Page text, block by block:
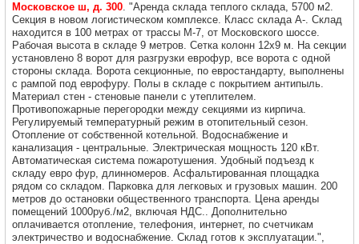
Московское ш, д. 300. "Аренда склада теплого склада, 5700 м2.
Секция в новом логистическом комплексе. Класс склада А-. Склад
находится в 100 метрах от трассы М-7, от Московского шоссе.
Рабочая высота в складе 9 метров. Сетка колонн 12х9 м. На секции
установлено 8 ворот для разгрузки еврофур, все ворота с одной
стороны склада. Ворота секционные, по евростандарту, выполнены
с рампой под еврофуру. Полы в складе с покрытием антипыль.
Материал стен - стеновые панели с утеплителем.
Противопожарные перегородки между секциями из кирпича.
Регулируемый температурный режим в отопительный сезон.
Отопление от собственной котельной. Водоснабжение и
канализация - центральные. Электрическая мощность 120 кВт.
Автоматическая система пожаротушения. Удобный подъезд к
складу евро фур, длинномеров. Асфальтированная площадка
рядом со складом. Парковка для легковых и грузовых машин. 200
метров до остановки общественного транспорта. Цена аренды
помещений 1000руб./м2, включая НДС.. Дополнительно
оплачивается отопление, телефония, интернет, по счетчикам
электричество и водоснабжение. Склад готов к эксплуатации.",